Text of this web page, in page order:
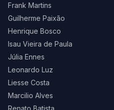
Frank Martins
Guilherme Paixão
Henrique Bosco
Isau Vieira de Paula
Júlia Ennes
Leonardo Luz
Liesse Costa
Marcilio Alves
Renato Batista